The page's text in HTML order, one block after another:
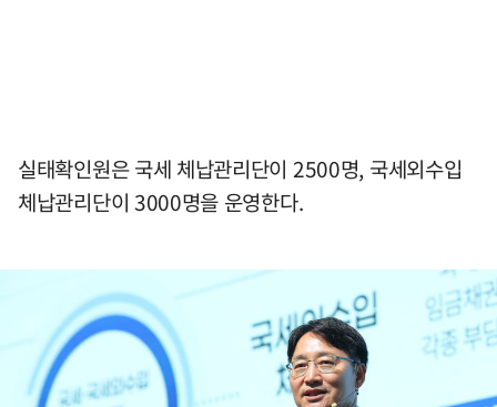
실태확인원은 국세 체납관리단이 2500명, 국세외수입
체납관리단이 3000명을 운영한다.